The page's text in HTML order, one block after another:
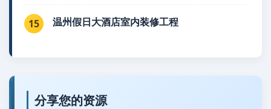
15 温州假日大酒店室内装修工程
分享您的资源